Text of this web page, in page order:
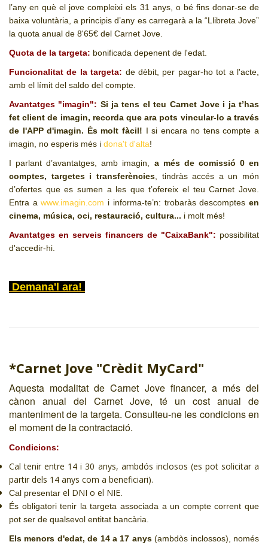
l’any en què el jove compleixi els 31 anys, o bé fins donar-se de
baixa voluntària, a principis d’any es carregarà a la “Llibreta Jove”
la quota anual de 8'65€ del Carnet Jove.
Quota de la targeta: bonificada depenent de l'edat.
Funcionalitat de la targeta: de dèbit, per pagar-ho tot a l'acte,
amb el límit del saldo del compte.
Avantatges "imagin": Si ja tens el teu Carnet Jove i ja t’has
fet client de imagin, recorda que ara pots vincular-lo a través
de l'APP d'imagin. És molt fàcil! I si encara no tens compte a
imagin, no esperis més i dona't d'alta!
I parlant d’avantatges, amb imagin, a més de comissió 0 en
comptes, targetes i transferències, tindràs accés a un món
d’ofertes que es sumen a les que t’ofereix el teu Carnet Jove.
Entra awww.imagin.com i informa-te’n: trobaràs descomptesen
cinema, música, oci, restauració, cultura... i molt més!
Avantatges en serveis financers de "CaixaBank": possibilitat
d'accedir-hi.
Demana'l ara!
*Carnet Jove "Crèdit MyCard"
Aquesta modalitat de Carnet Jove financer, a més del
cànon anual del Carnet Jove, té un cost anual de
manteniment de la targeta. Consulteu-ne les condicions en
el moment de la contractació.
Condicions:
Cal tenir entre 14 i 30 anys, ambdós inclosos (es pot solicitar a
partir dels 14 anys com a beneficiari).
Cal presentar el DNI o el NIE
És obligatori tenir la targeta associada a un compte corrent que
pot ser de qualsevol entitat bancària.
Els menors d'edat, de 14 a 17 anys(ambdòs inclossos), només